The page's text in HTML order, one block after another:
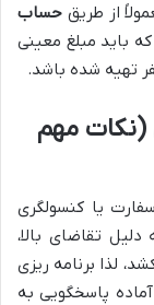
از طریق حساب
باید مبلغ معینی
تهیه شده باشد.
(نکات مهم
یا کنسولگری
تقاضای بالا،
لذا برنامه ریزی
پاسخگویی به